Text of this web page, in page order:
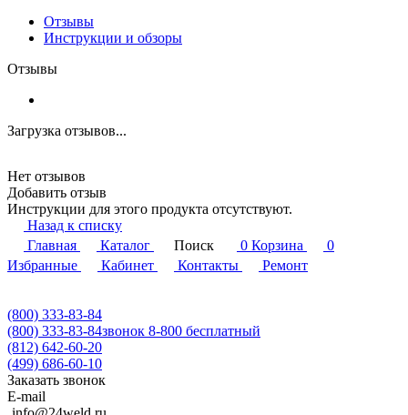
Отзывы
Инструкции и обзоры
Отзывы
Загрузка отзывов...
Нет отзывов
Добавить отзыв
Инструкции для этого продукта отсутствуют.
Назад к списку
Главная
Каталог Поиск 0 Корзина
0
Избранные
Кабинет Контакты Ремонт
(800) 333-83-84
(800) 333-83-84звонок 8-800 бесплатный
(812) 642-60-20
(499) 686-60-10
Заказать звонок
E-mail